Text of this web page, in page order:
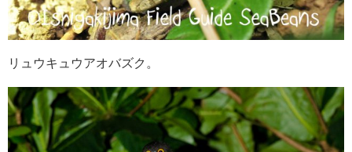
リュウキュウアオバズク。